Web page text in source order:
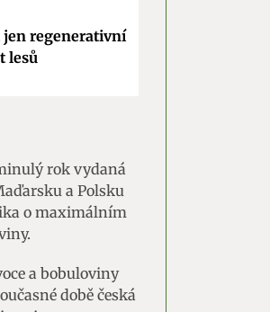
jen regenerativní
lesů
rok vydaná
a Polsku
o maximálním
a bobuloviny
době česká